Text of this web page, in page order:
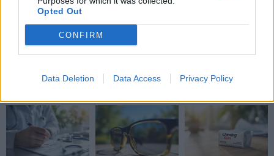
Opted Out
CONFIRM
Data Deletion Data Access Privacy Policy
news